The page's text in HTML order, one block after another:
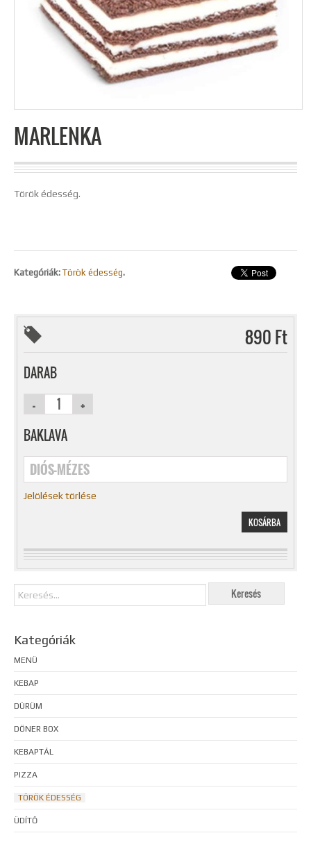
MARLENKA
Török édesség.
Kategóriák: Török édesség.
890 Ft
DARAB
BAKLAVA
DIÓS-MÉZES
Jelölések törlése
KOSÁRBA
Kategóriák
MENÜ
KEBAP
DÜRÜM
DÖNER BOX
KEBAPTÁL
PIZZA
TÖRÖK ÉDESSÉG
ÜDÍTŐ